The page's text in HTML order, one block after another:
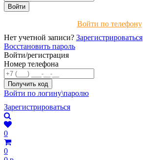
Войти по телефону
Нет учетной записи? Зарегистрироваться
Восстановить пароль
Войти/регистрация
Номер телефона
Войти по логину\паролю
Зарегистрироваться
0
0